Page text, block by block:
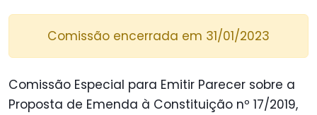
Comissão encerrada em 31/01/2023
Comissão Especial para Emitir Parecer sobre a
Proposta de Emenda à Constituição nº 17/2019,